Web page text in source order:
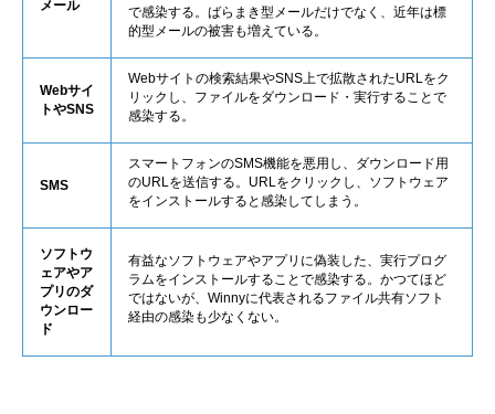
メール
で感染する。ばらまき型メールだけでなく、近年は標
的型メールの被害も増えている。
Webサイ
トやSNS
Webサイトの検索結果やSNS上で拡散されたURLをク
リックし、ファイルをダウンロード・実行することで
感染する。
SMS
スマートフォンのSMS機能を悪用し、ダウンロード用
のURLを送信する。URLをクリックし、ソフトウェア
をインストールすると感染してしまう。
ソフトウ
ェアやア
プリのダ
ウンロー
ド
有益なソフトウェアやアプリに偽装した、実行プログ
ラムをインストールすることで感染する。かつてほど
ではないが、Winnyに代表されるファイル共有ソフト
経由の感染も少なくない。